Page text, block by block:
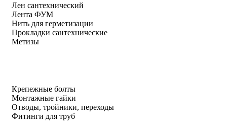
Лен сантехнический
Лента ФУМ
Нить для герметизации
Прокладки сантехнические
Метизы
Крепежные болты
Монтажные гайки
Отводы, тройники, переходы
Фитинги для труб